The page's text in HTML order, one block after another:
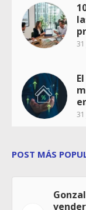
POST MÁS